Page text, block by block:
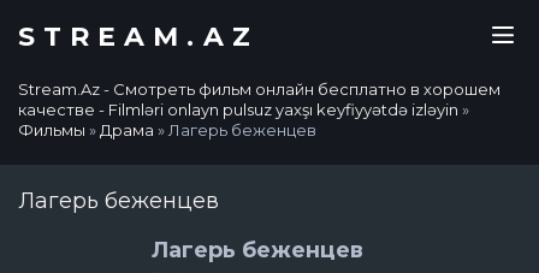
STREAM.AZ
Stream.Az - Смотреть фильм онлайн бесплатно в хорошем
качестве - Filmləri onlayn pulsuz yaxşı keyfiyyətdə izləyin »
Фильмы » Драма » Лагерь беженцев
Лагерь беженцев
Лагерь беженцев